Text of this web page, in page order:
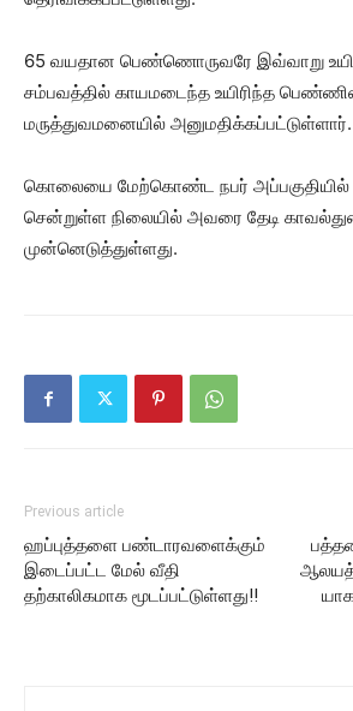
65 வயதான பெண்ணொருவரே இவ்வாறு
சம்பவத்தில் காயமடைந்த உயிரிந்த
மருத்துவமனையில் அனுமதிக்கப்பட்டுள்ளார்.
கொலையை மேற்கொண்ட நபர் அப்பகுதியில்
சென்றுள்ள நிலையில் அவரை தேடி
முன்னெடுத்துள்ளது.
Previous article
ஹப்புத்தளை பண்டாரவளைக்கும்
இடைப்பட்ட மேல் வீதி
தற்காலிகமாக மூடப்பட்டுள்ளது!!